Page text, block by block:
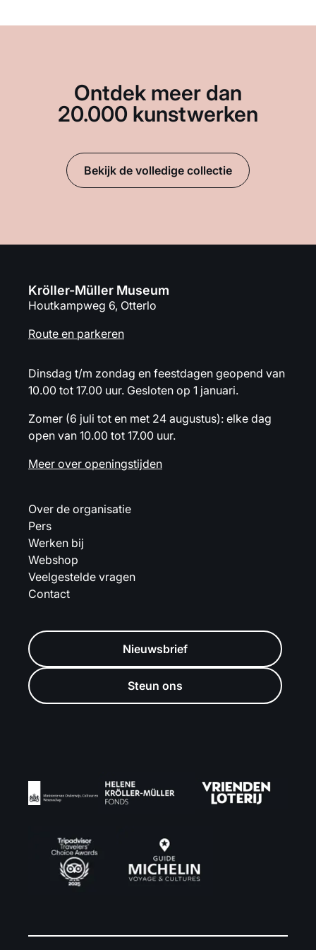
Ontdek meer dan
20.000 kunstwerken
Bekijk de volledige collectie
Kröller-Müller Museum
Houtkampweg 6, Otterlo
Route en parkeren
Dinsdag t/m zondag en feestdagen geopend van
10.00 tot 17.00 uur. Gesloten op 1 januari.
Zomer (6 juli tot en met 24 augustus): elke dag
open van 10.00 tot 17.00 uur.
Meer over openingstijden
Over de organisatie
Pers
Werken bij
Webshop
Veelgestelde vragen
Contact
Nieuwsbrief
Steun ons